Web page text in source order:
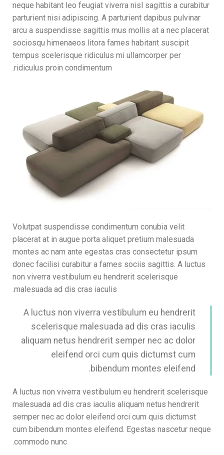
neque habitant leo feugiat viverra nisl sagittis a curabitur
parturient nisi adipiscing. A parturient dapibus pulvinar
arcu a suspendisse sagittis mus mollis at a nec placerat
sociosqu himenaeos litora fames habitant suscipit
tempus scelerisque ridiculus mi ullamcorper per
ridiculus proin condimentum.
Volutpat suspendisse condimentum conubia velit
placerat at in augue porta aliquet pretium malesuada
montes ac nam ante egestas cras consectetur ipsum
donec facilisi curabitur a fames sociis sagittis. A luctus
non viverra vestibulum eu hendrerit scelerisque
malesuada ad dis cras iaculis.
A luctus non viverra vestibulum eu hendrerit
scelerisque malesuada ad dis cras iaculis
aliquam netus hendrerit semper nec ac dolor
eleifend orci cum quis dictumst cum
bibendum montes eleifend.
A luctus non viverra vestibulum eu hendrerit scelerisque
malesuada ad dis cras iaculis aliquam netus hendrerit
semper nec ac dolor eleifend orci cum quis dictumst
cum bibendum montes eleifend. Egestas nascetur neque
commodo nunc.